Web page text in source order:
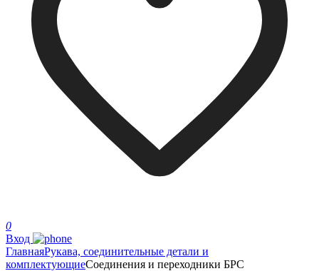
0
Вход
ГлавнаяРукава, соединительные детали и
комплектующиеСоединения и переходники БРС